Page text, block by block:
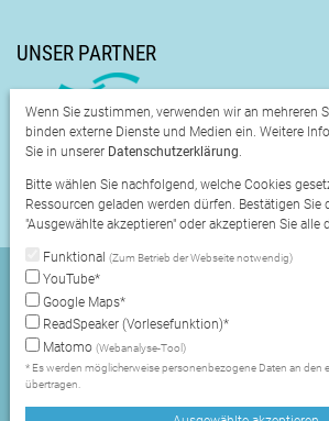
UNSER PARTNER
Startseite
Datenschutzeinstellungen
Erklärung zur Barrierefreiheit
Instagram
Wenn Sie zustimmen, verwenden wir an mehreren
binden externe Dienste und Medien ein. Weitere
Sie in unserer Datenschutzerklärung.
Bitte wählen Sie nachfolgend, welche Cookies
Ressourcen geladen werden dürfen. Bestätigen Sie
"Ausgewählte akzeptieren" oder akzeptieren Sie alle
Funktional(Zum Betrieb der Webseite notwendig)
YouTube*
Google Maps*
ReadSpeaker (Vorlesefunktion)*
Matomo(Webanalyse-Tool)
* Es werden möglicherweise personenbezogene Daten an den
übertragen.